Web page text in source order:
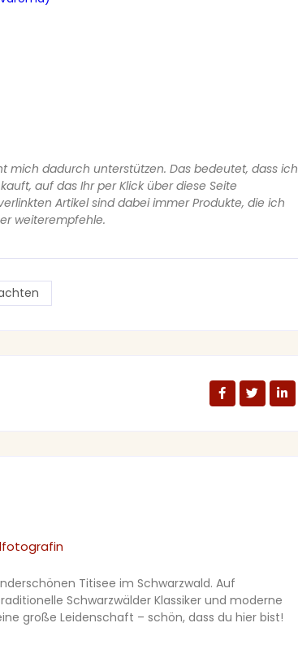
mich dadurch unterstützen. Das bedeutet, dass ich
auf das Ihr per Klick über diese Seite
Artikel sind dabei immer Produkte, die ich
weiterempfehle.
Titisee im Schwarzwald. Auf
Schwarzwälder Klassiker und moderne
große Leidenschaft – schön, dass du hier bist!